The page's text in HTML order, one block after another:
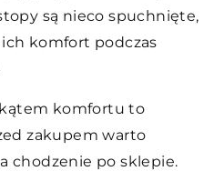
są nieco spuchnięte,
komfort podczas
komfortu to
zakupem warto
chodzenie po sklepie.